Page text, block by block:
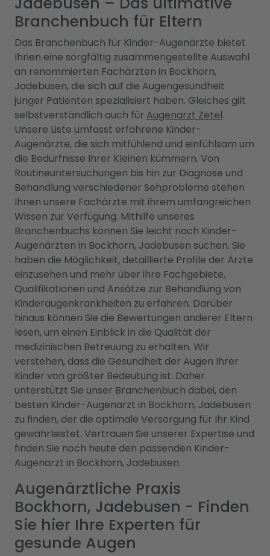
Branchenbuch für Eltern
Das Branchenbuch für Kinder-Augenärzte bietet
Ihnen eine sorgfältig zusammengestellte Auswahl
an renommierten Fachärzten in Bockhorn,
Jadebusen, die sich auf die Augengesundheit
junger Patienten spezialisiert haben. Gleiches gilt
selbstverständlich auch für Augenarzt Zetel.
Unsere Liste umfasst erfahrene Kinder-
Augenärzte, die sich mitfühlend und einfühlsam um
die Bedürfnisse Ihrer Kleinen kümmern. Von
Routineuntersuchungen bis hin zur Diagnose und
Behandlung verschiedener Sehprobleme stehen
Ihnen unsere Fachärzte mit ihrem umfangreichen
Wissen zur Verfügung. Mithilfe unseres
Branchenbuchs können Sie leicht nach Kinder-
Augenärzten in Bockhorn, Jadebusen suchen. Sie
haben die Möglichkeit, detaillierte Profile der Ärzte
einzusehen und mehr über ihre Fachgebiete,
Qualifikationen und Ansätze zur Behandlung von
Kinderaugenkrankheiten zu erfahren. Darüber
hinaus können Sie die Bewertungen anderer Eltern
lesen, um einen Einblick in die Qualität der
medizinischen Betreuung zu erhalten. Wir
verstehen, dass die Gesundheit der Augen Ihrer
Kinder von größter Bedeutung ist. Daher
unterstützt Sie unser Branchenbuch dabei, den
besten Kinder-Augenarzt in Bockhorn, Jadebusen
zu finden, der die optimale Versorgung für Ihr Kind
gewährleistet. Vertrauen Sie unserer Expertise und
finden Sie noch heute den passenden Kinder-
Augenarzt in Bockhorn, Jadebusen.
Augenärztliche Praxis
Bockhorn, Jadebusen - Finden
Sie hier Ihre Experten für
gesunde Augen